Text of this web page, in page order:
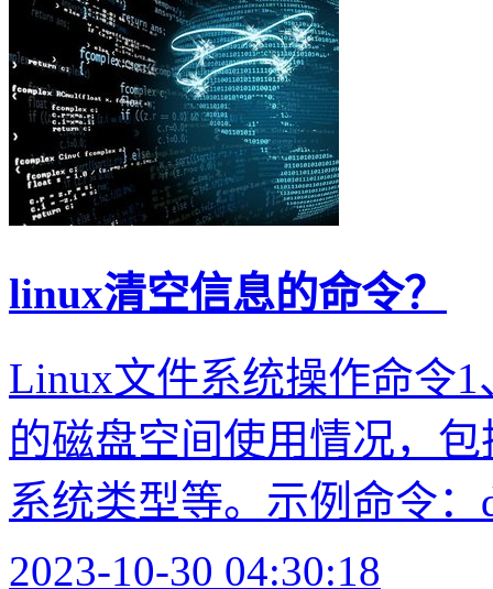
linux清空信息的命令？
Linux文件系统操作命令
的磁盘空间使用情况，
系统类型等。示例命令
2023-10-30 04:30:18